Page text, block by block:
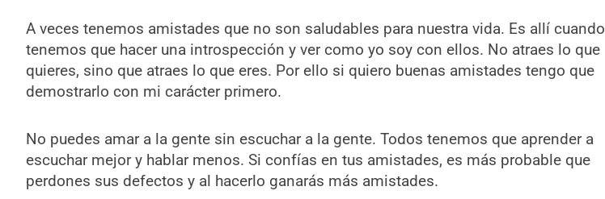
A veces tenemos amistades que no son saludables para nuestra vida. Es allí cuando
tenemos que hacer una introspección y ver como yo soy con ellos. No atraes lo que
quieres, sino que atraes lo que eres. Por ello si quiero buenas amistades tengo que
demostrarlo con mi carácter primero.
No puedes amar a la gente sin escuchar a la gente. Todos tenemos que aprender a
escuchar mejor y hablar menos. Si confías en tus amistades, es más probable que
perdones sus defectos y al hacerlo ganarás más amistades.